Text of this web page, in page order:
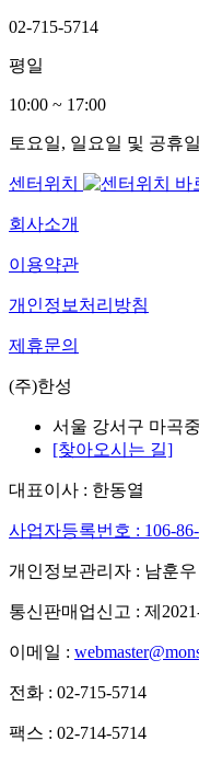
02-715-5714
평일
10:00 ~ 17:00
토요일, 일요일 및 공휴
센터위치
회사소개
이용약관
개인정보처리방침
제휴문의
(주)한성
서울 강서구 마곡
[찾아오시는 길]
대표이사 : 한동열
사업자등록번호 : 106-
개인정보관리자 : 남훈우
통신판매업신고 : 제
이메일 :
전화 : 02-715-5714
팩스 : 02-714-5714